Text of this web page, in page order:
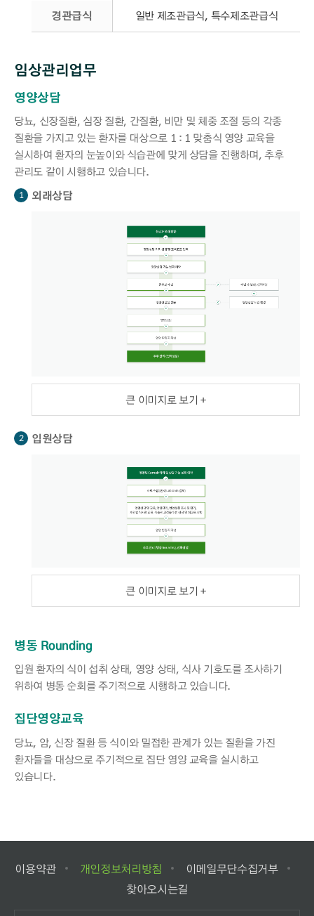
경관급식 일반 제조관급식, 특수제조관급식
임상관리업무
영양상담
당뇨, 신장질환, 심장 질환, 간질환, 비만 및 체중 조절 등의 각종
질환을 가지고 있는 환자를 대상으로 1 : 1 맞춤식 영양 교육을
실시하여 환자의 눈높이와 식습관에 맞게 상담을 진행하며, 추후
관리도 같이 시행하고 있습니다.
1 외래상담
큰 이미지로 보기 +
2 입원상담
큰 이미지로 보기 +
병동 Rounding
입원 환자의 식이 섭취 상태, 영양 상태, 식사 기호도를 조사하기
위하여 병동 순회를 주기적으로 시행하고 있습니다.
집단영양교육
당뇨, 암, 신장 질환 등 식이와 밀접한 관계가 있는 질환을 가진
환자들을 대상으로 주기적으로 집단 영양 교육을 실시하고
있습니다.
이용약관 개인정보처리방침
이메일무단수집거부
찾아오시는길